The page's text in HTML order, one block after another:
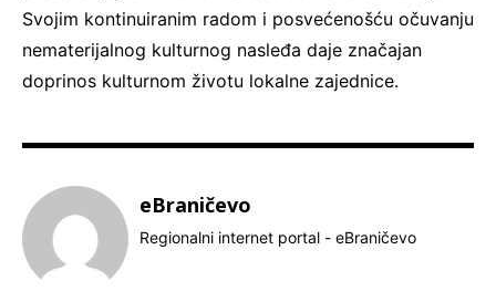
Svojim kontinuiranim radom i posvećenošću očuvanju
nematerijalnog kulturnog nasleđa daje značajan
doprinos kulturnom životu lokalne zajednice.
eBraničevo
Regionalni internet portal - eBraničevo